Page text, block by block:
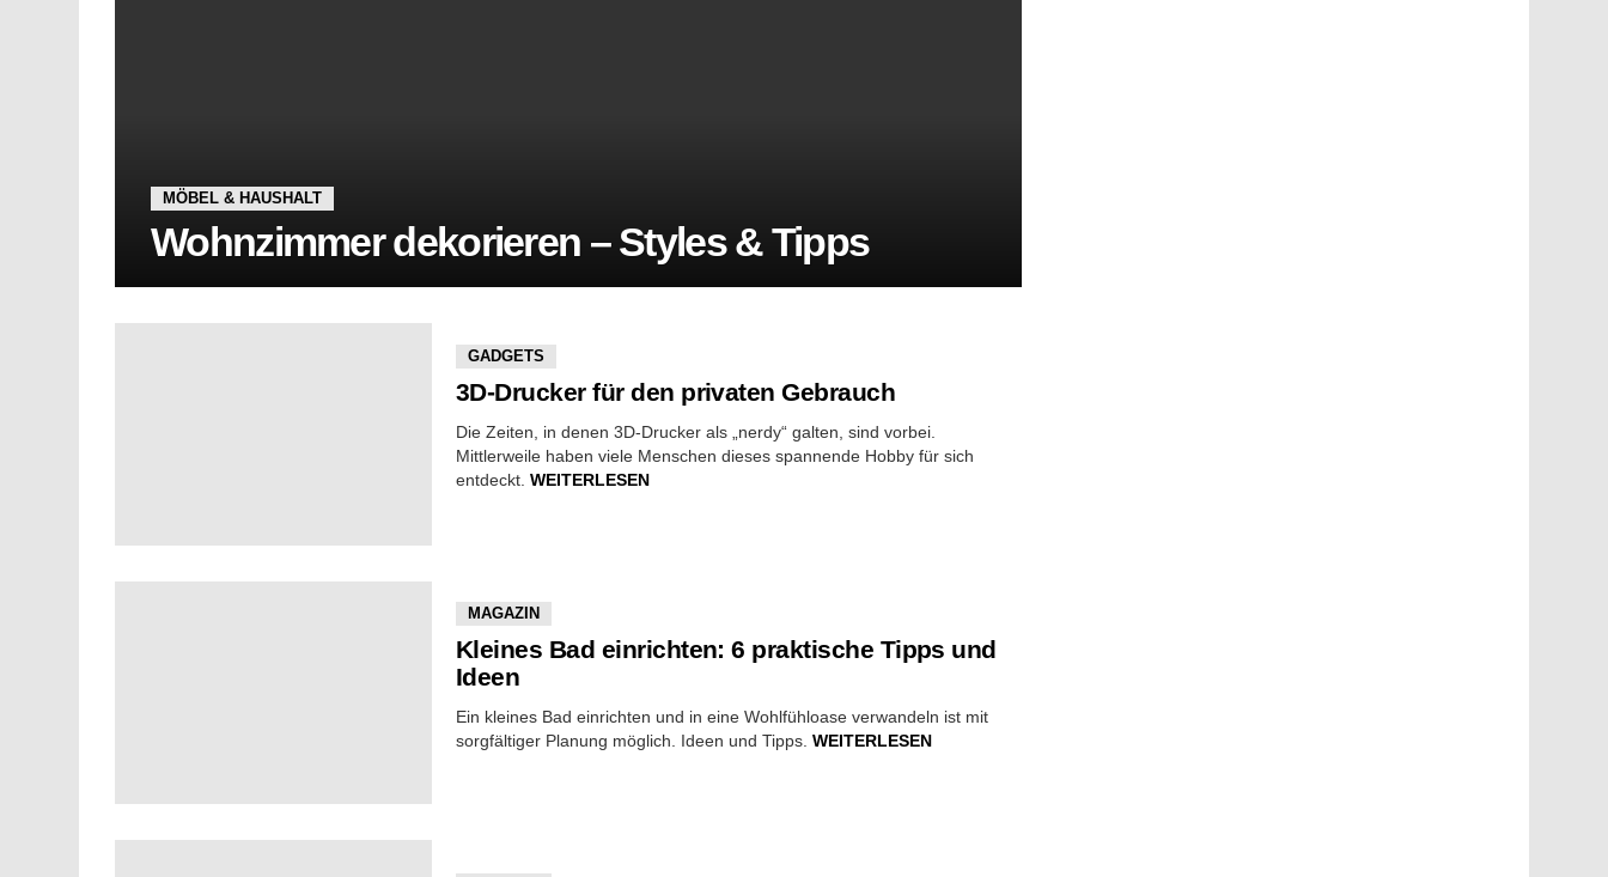
MÖBEL & HAUSHALT
Wohnzimmer dekorieren – Styles & Tipps
GADGETS
3D-Drucker für den privaten Gebrauch
Die Zeiten, in denen 3D-Drucker als „nerdy“ galten, sind vorbei.
Mittlerweile haben viele Menschen dieses spannende Hobby für sich
entdeckt. WEITERLESEN
MAGAZIN
Kleines Bad einrichten: 6 praktische Tipps und
Ideen
Ein kleines Bad einrichten und in eine Wohlfühloase verwandeln ist mit
sorgfältiger Planung möglich. Ideen und Tipps. WEITERLESEN